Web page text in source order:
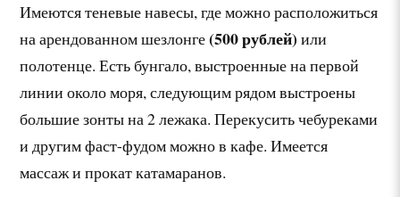
Имеются теневые навесы, где можно расположиться
на арендованном шезлонге(500 рублей) или
полотенце. Есть бунгало, выстроенные на первой
линии около моря, следующим рядом выстроены
большие зонты на 2 лежака. Перекусить чебуреками
и другим фаст-фудом можно в кафе. Имеется
массаж и прокат катамаранов.